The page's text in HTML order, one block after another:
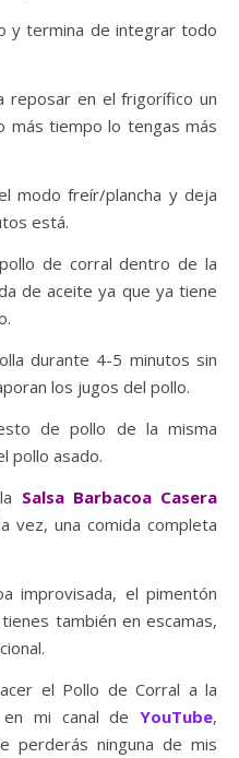
y termina de integrar todo
reposar en el frigorífico un
más tiempo lo tengas más
modo freír/plancha y deja
está.
de corral dentro de la
de aceite ya que ya tiene
durante 4-5 minutos sin
los jugos del pollo.
de pollo de la misma
pollo asado.
Salsa Barbacoa Casera
vez, una comida completa
improvisada, el pimentón
también en escamas,
el Pollo de Corral a la
mi canal de YouTube,
perderás ninguna de mis